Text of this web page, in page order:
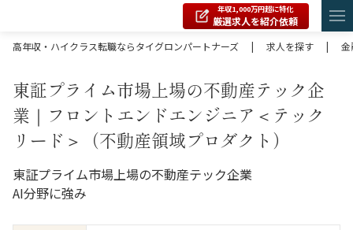
年収1,000万円超に特化
厳選求人を紹介依頼
高年収・ハイクラス転職ならタイグロンパートナーズ
| 求人を探す | 金
東証プライム市場上場の不動産テック企
業｜フロントエンドエンジニア＜テック
リード＞（不動産領域プロダクト）
東証プライム市場上場の不動産テック企業
AI分野に強み